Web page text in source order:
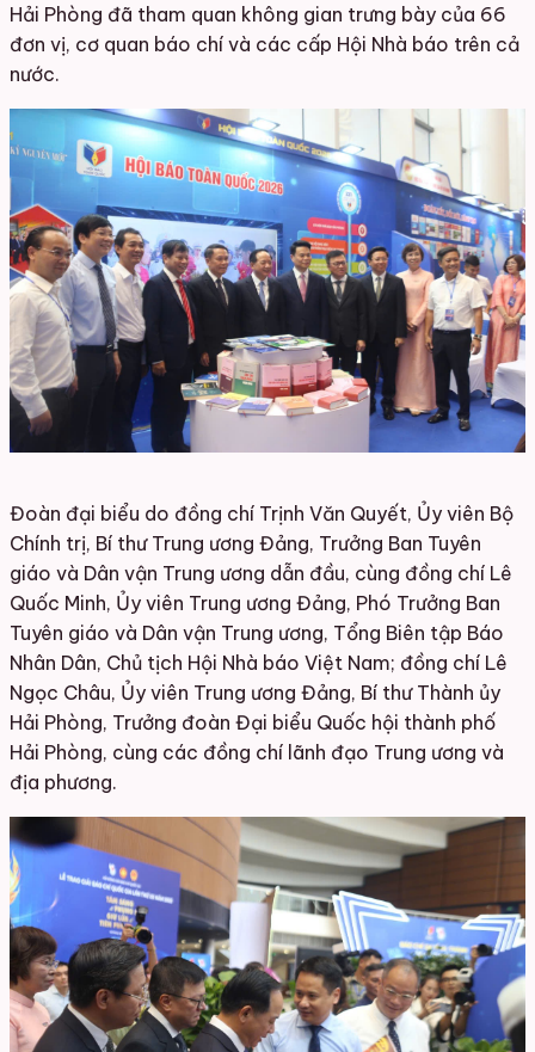
Hải Phòng đã tham quan không gian trưng bày của 66
đơn vị, cơ quan báo chí và các cấp Hội Nhà báo trên cả
nước.
Đoàn đại biểu do đồng chí Trịnh Văn Quyết, Ủy viên Bộ
Chính trị, Bí thư Trung ương Đảng, Trưởng Ban Tuyên
giáo và Dân vận Trung ương dẫn đầu, cùng đồng chí Lê
Quốc Minh, Ủy viên Trung ương Đảng, Phó Trưởng Ban
Tuyên giáo và Dân vận Trung ương, Tổng Biên tập Báo
Nhân Dân, Chủ tịch Hội Nhà báo Việt Nam; đồng chí Lê
Ngọc Châu, Ủy viên Trung ương Đảng, Bí thư Thành ủy
Hải Phòng, Trưởng đoàn Đại biểu Quốc hội thành phố
Hải Phòng, cùng các đồng chí lãnh đạo Trung ương và
địa phương.